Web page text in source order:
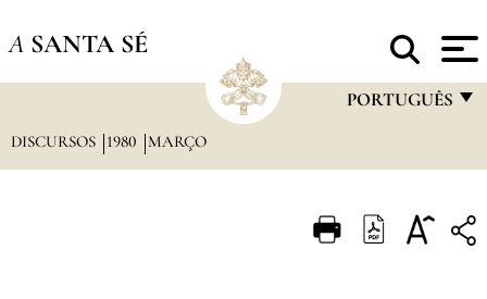
A SANTA SÉ
PORTUGUÊS
ITALIANO
DISCURSOS 1980 MARÇO